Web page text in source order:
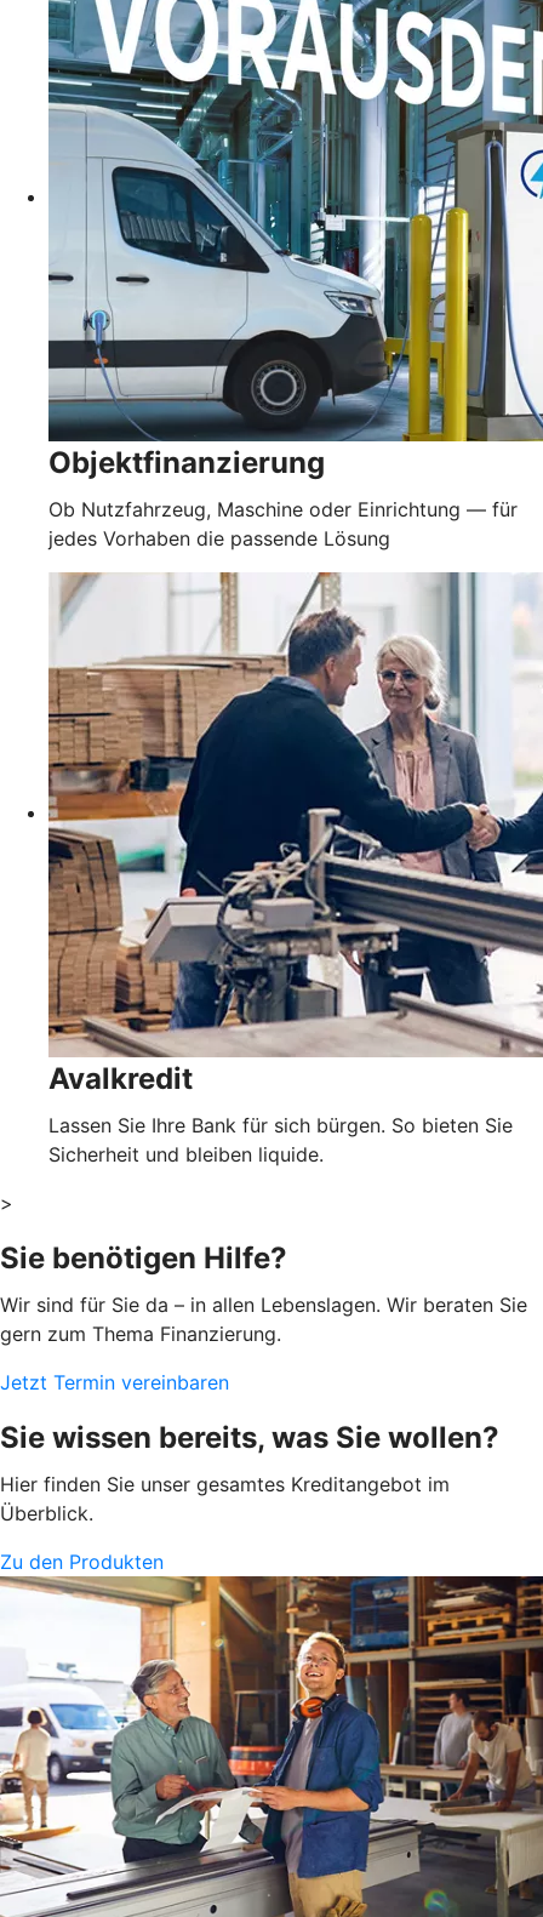
Objektfinanzierung
Ob Nutzfahrzeug, Maschine oder Einrichtung — für
jedes Vorhaben die passende Lösung
Avalkredit
Lassen Sie Ihre Bank für sich bürgen. So bieten Sie
Sicherheit und bleiben liquide.
>
Sie benötigen Hilfe?
Wir sind für Sie da – in allen Lebenslagen. Wir beraten Sie
gern zum Thema Finanzierung.
Jetzt Termin vereinbaren
Sie wissen bereits, was Sie wollen?
Hier finden Sie unser gesamtes Kreditangebot im
Überblick.
Zu den Produkten